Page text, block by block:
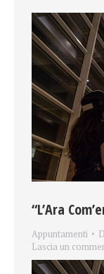
“L’Ara
Appuntamenti
Lascia un